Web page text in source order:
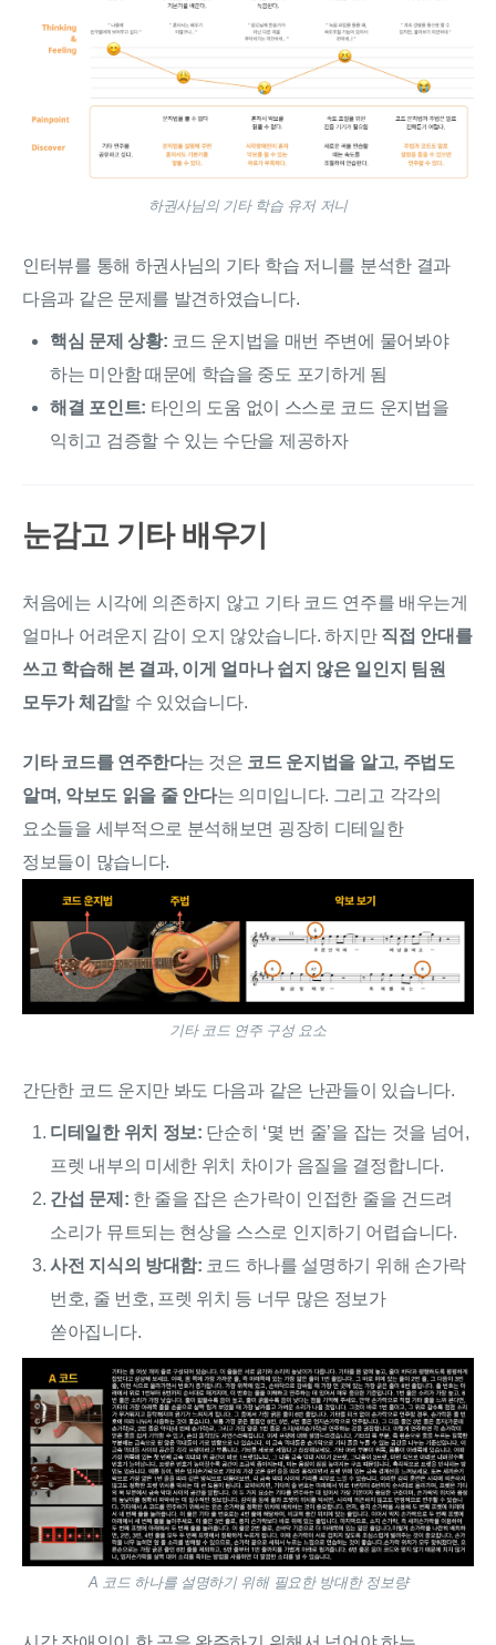
하권사님의 기타 학습 유저 저니
인터뷰를 통해 하권사님의 기타 학습 저니를 분석한 결과
다음과 같은 문제를 발견하였습니다.
핵심 문제 상황: 코드 운지법을 매번 주변에 물어봐야
하는 미안함 때문에 학습을 중도 포기하게 됨
해결 포인트: 타인의 도움 없이 스스로 코드 운지법을
익히고 검증할 수 있는 수단을 제공하자
눈감고 기타 배우기
처음에는 시각에 의존하지 않고 기타 코드 연주를 배우는게
얼마나 어려운지 감이 오지 않았습니다. 하지만 직접 안대를
쓰고 학습해 본 결과, 이게 얼마나 쉽지 않은 일인지 팀원
모두가 체감할 수 있었습니다.
기타 코드를 연주한다는 것은 코드 운지법을 알고, 주법도
알며, 악보도 읽을 줄 안다는 의미입니다. 그리고 각각의
요소들을 세부적으로 분석해보면 굉장히 디테일한
정보들이 많습니다.
기타 코드 연주 구성 요소
간단한 코드 운지만 봐도 다음과 같은 난관들이 있습니다.
디테일한 위치 정보: 단순히 ‘몇 번 줄’을 잡는 것을 넘어,
프렛 내부의 미세한 위치 차이가 음질을 결정합니다.
간섭 문제: 한 줄을 잡은 손가락이 인접한 줄을 건드려
소리가 뮤트되는 현상을 스스로 인지하기 어렵습니다.
사전 지식의 방대함: 코드 하나를 설명하기 위해 손가락
번호, 줄 번호, 프렛 위치 등 너무 많은 정보가
쏟아집니다.
A 코드 하나를 설명하기 위해 필요한 방대한 정보량